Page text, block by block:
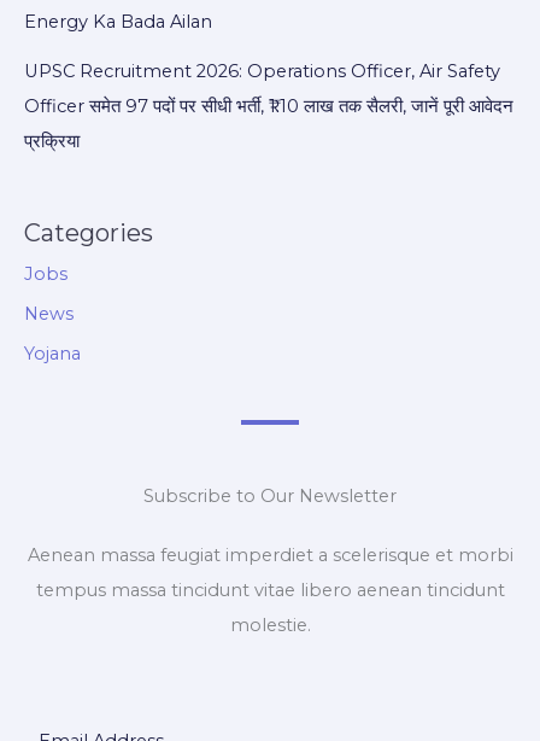
Energy Ka Bada Ailan
UPSC Recruitment 2026: Operations Officer, Air Safety
Officer समेत 97 पदों पर सीधी भर्ती, ₹1.10 लाख तक सैलरी, जानें पूरी आवेदन
प्रक्रिया
Categories
Jobs
News
Yojana
Subscribe to Our Newsletter
Aenean massa feugiat imperdiet a scelerisque et morbi
tempus massa tincidunt vitae libero aenean tincidunt
molestie.